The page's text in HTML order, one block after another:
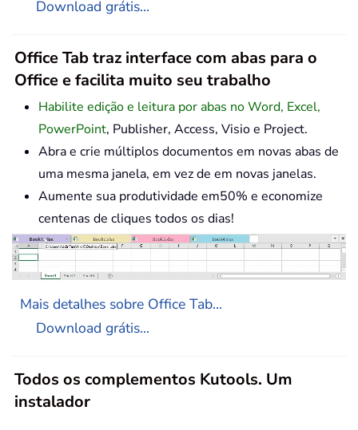
Download grátis...
Office Tab traz interface com abas para o
Office e facilita muito seu trabalho
Habilite edição e leitura por abas no Word, Excel,
PowerPoint, Publisher, Access, Visio e Project.
Abra e crie múltiplos documentos em novas abas de
uma mesma janela, em vez de em novas janelas.
Aumente sua produtividade em50% e economize
centenas de cliques todos os dias!
Mais detalhes sobre Office Tab...
Download grátis...
Todos os complementos Kutools. Um
instalador